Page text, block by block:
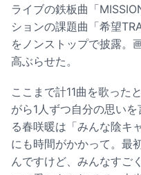
ライブの鉄板曲「
ションの課題曲「希望
をノンストップで披露。
高ぶらせた。
ここまで計11曲を歌った
がら1人ずつ自分の思い
る春咲暖は「みんな陰キ
にも時間がかかって。最
んですけど、みんなすご